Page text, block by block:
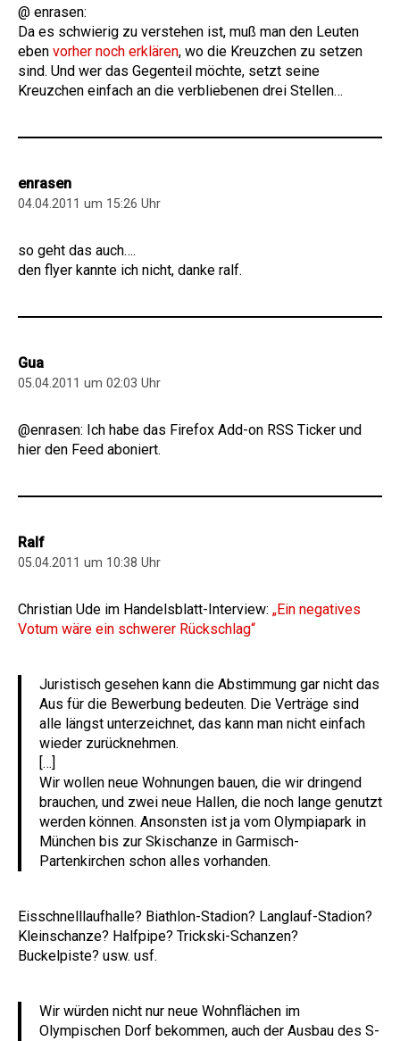
@ enrasen:
Da es schwierig zu verstehen ist, muß man den Leuten
eben vorher noch erklären, wo die Kreuzchen zu setzen
sind. Und wer das Gegenteil möchte, setzt seine
Kreuzchen einfach an die verbliebenen drei Stellen…
enrasen
04.04.2011 um 15:26 Uhr
so geht das auch….
den flyer kannte ich nicht, danke ralf.
Gua
05.04.2011 um 02:03 Uhr
@enrasen: Ich habe das Firefox Add-on RSS Ticker und
hier den Feed aboniert.
Ralf
05.04.2011 um 10:38 Uhr
Christian Ude im Handelsblatt-Interview: „Ein negatives
Votum wäre ein schwerer Rückschlag“
Juristisch gesehen kann die Abstimmung gar nicht das
Aus für die Bewerbung bedeuten. Die Verträge sind
alle längst unterzeichnet, das kann man nicht einfach
wieder zurücknehmen.
[…]
Wir wollen neue Wohnungen bauen, die wir dringend
brauchen, und zwei neue Hallen, die noch lange genutzt
werden können. Ansonsten ist ja vom Olympiapark in
München bis zur Skischanze in Garmisch-
Partenkirchen schon alles vorhanden.
Eisschnelllaufhalle? Biathlon-Stadion? Langlauf-Stadion?
Kleinschanze? Halfpipe? Trickski-Schanzen?
Buckelpiste? usw. usf.
Wir würden nicht nur neue Wohnflächen im
Olympischen Dorf bekommen, auch der Ausbau des S-